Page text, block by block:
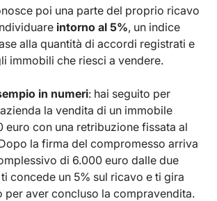
poi una parte del proprio ricavo
intorno al 5%, un indice
alla quantità di accordi registrati e
immobili che riesci a vendere.
in numeri: hai seguito per
la vendita di un immobile
euro con una retribuzione fissata al
la firma del compromesso arriva
di 6.000 euro dalle due
ti concede un 5% sul ricavo e ti gira
per aver concluso la compravendita.